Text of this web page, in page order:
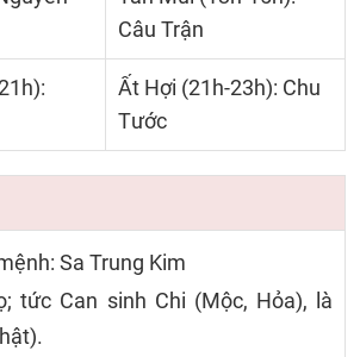
Câu Trận
Ất Hợi (21h-23h): Chu
Tước
Sa Trung Kim
tức Can sinh Chi (Mộc, Hỏa), là